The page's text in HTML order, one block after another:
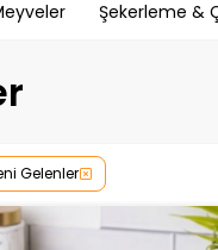
Şekerleme &
Gelenler